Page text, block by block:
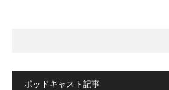
ポッドキャスト記事